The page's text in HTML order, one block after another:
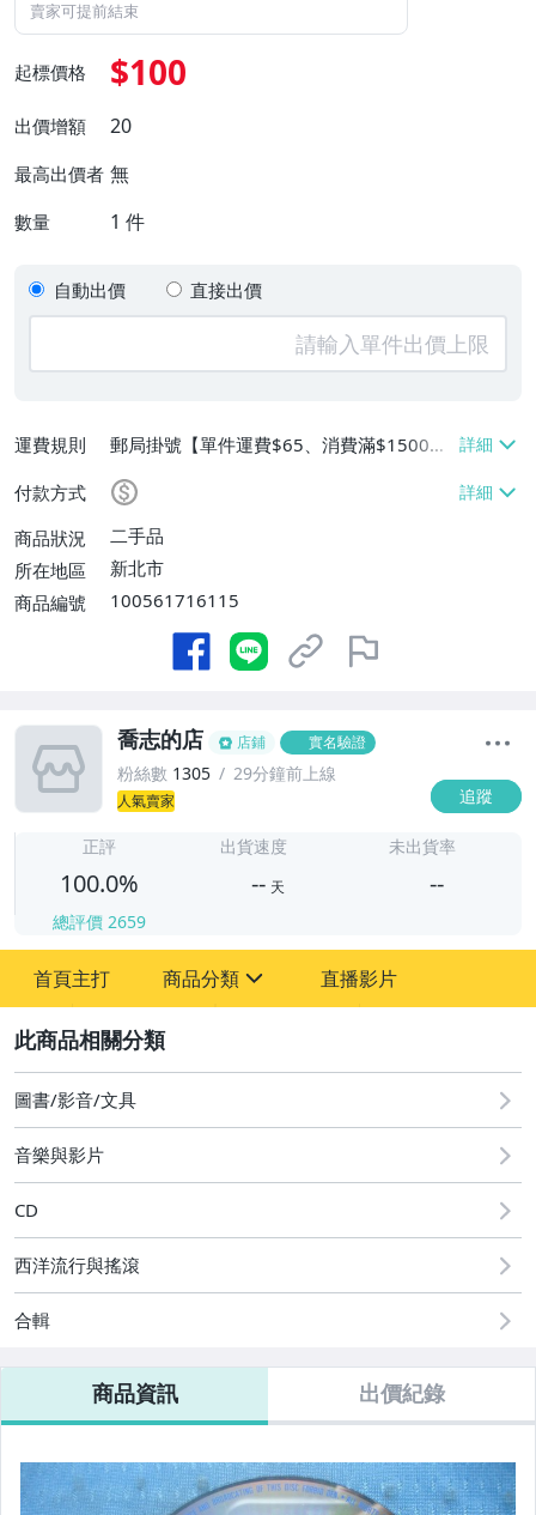
賣家可提前結束
起標價格 $100
出價增額 20
最高出價者 無
數量 1 件
自動出價 直接出價
運費規則
郵局掛號【單件運費$65、消費滿$1500免
運費】
付款方式
商品狀況
二手品
所在地區
新北市
商品編號
100561716115
喬志的店 店鋪 實名驗證
粉絲數 1305 29分鐘前上線
人氣賣家 追蹤
正評
100.0%
總評價 2659
出貨速度
-- 天
未出貨率
--
首頁主打 商品分類
國語光碟
台語光碟
古典光碟
粵語光碟
日語光碟
直播影片
圖書/影音/文具
音樂與影片
CD
西洋流行與搖滾
合輯
商品資訊 出價紀錄